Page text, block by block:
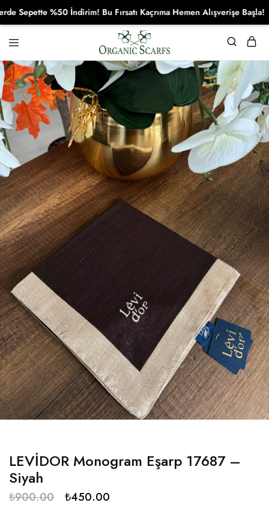
Organikscarf
LEVİDOR Monogram Eşarp 17687 –
Siyah
₺900.00 ₺450.00
%50 İndirim! Bu Fırsatı Kaçrıma Hemen Alışverişe Başla!